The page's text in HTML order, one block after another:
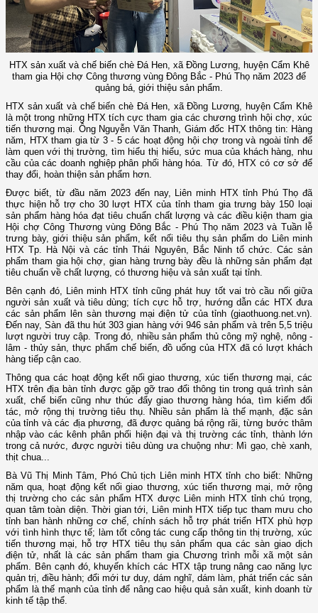
HTX sản xuất và chế biến chè Đá Hen, xã Đồng Lương, huyện Cẩm Khê
tham gia Hội chợ Công thương vùng Đông Bắc - Phú Thọ năm 2023 để
quảng bá, giới thiệu sản phẩm.
HTX sản xuất và chế biến chè Đá Hen, xã Đồng Lương, huyện Cẩm Khê
là một trong những HTX tích cực tham gia các chương trình hội chợ, xúc
tiến thương mại. Ông Nguyễn Văn Thanh, Giám đốc HTX thông tin: Hàng
năm, HTX tham gia từ 3 - 5 các hoạt động hội chợ trong và ngoài tỉnh để
làm quen với thị trường, tìm hiểu thị hiếu, sức mua của khách hàng, nhu
cầu của các doanh nghiệp phân phối hàng hóa. Từ đó, HTX có cơ sở để
thay đổi, hoàn thiện sản phẩm hơn.
Được biết, từ đầu năm 2023 đến nay, Liên minh HTX tỉnh Phú Thọ đã
thực hiện hỗ trợ cho 30 lượt HTX của tỉnh tham gia trưng bày 150 loại
sản phẩm hàng hóa đạt tiêu chuẩn chất lượng và các điều kiện tham gia
Hội chợ Công Thương vùng Đông Bắc - Phú Thọ năm 2023 và Tuần lễ
trưng bày, giới thiệu sản phẩm, kết nối tiêu thụ sản phẩm do Liên minh
HTX Tp. Hà Nội và các tỉnh Thái Nguyên, Bắc Ninh tổ chức. Các sản
phẩm tham gia hội chợ, gian hàng trưng bày đều là những sản phẩm đạt
tiêu chuẩn về chất lượng, có thương hiệu và sản xuất tại tỉnh.
Bên cạnh đó, Liên minh HTX tỉnh cũng phát huy tốt vai trò cầu nối giữa
người sản xuất và tiêu dùng; tích cực hỗ trợ, hướng dẫn các HTX đưa
các sản phẩm lên sàn thương mại điện tử của tỉnh (giaothuong.net.vn).
Đến nay, Sàn đã thu hút 303 gian hàng với 946 sản phẩm và trên 5,5 triệu
lượt người truy cập. Trong đó, nhiều sản phẩm thủ công mỹ nghệ, nông -
lâm - thủy sản, thực phẩm chế biến, đồ uống của HTX đã có lượt khách
hàng tiếp cận cao.
Thông qua các hoạt động kết nối giao thương, xúc tiến thương mại, các
HTX trên địa bàn tỉnh được gặp gỡ trao đổi thông tin trong quá trình sản
xuất, chế biến cũng như thúc đẩy giao thương hàng hóa, tìm kiếm đối
tác, mở rộng thị trường tiêu thụ. Nhiều sản phẩm là thế mạnh, đặc sản
của tỉnh và các địa phương, đã được quảng bá rộng rãi, từng bước thâm
nhập vào các kênh phân phối hiện đại và thị trường các tỉnh, thành lớn
trong cả nước, được người tiêu dùng ưa chuộng như: Mì gạo, chè xanh,
thịt chua...
Bà Vũ Thị Minh Tâm, Phó Chủ tịch Liên minh HTX tỉnh cho biết: Những
năm qua, hoạt động kết nối giao thương, xúc tiến thương mại, mở rộng
thị trường cho các sản phẩm HTX được Liên minh HTX tỉnh chú trọng,
quan tâm toàn diện. Thời gian tới, Liên minh HTX tiếp tục tham mưu cho
tỉnh ban hành những cơ chế, chính sách hỗ trợ phát triển HTX phù hợp
với tình hình thực tế; làm tốt công tác cung cấp thông tin thị trường, xúc
tiến thương mại, hỗ trợ HTX tiêu thụ sản phẩm qua các sàn giao dịch
điện tử, nhất là các sản phẩm tham gia Chương trình mỗi xã một sản
phẩm. Bên cạnh đó, khuyến khích các HTX tập trung nâng cao năng lực
quản trị, điều hành; đổi mới tư duy, dám nghĩ, dám làm, phát triển các sản
phẩm là thế mạnh của tỉnh để nâng cao hiệu quả sản xuất, kinh doanh từ
kinh tế tập thể.